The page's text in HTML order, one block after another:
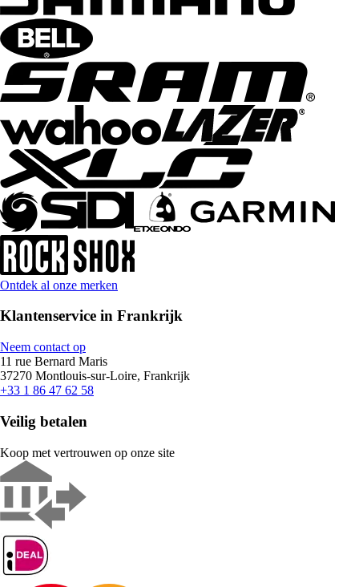
Ontdek al onze merken
Klantenservice in Frankrijk
Neem contact op
11 rue Bernard Maris
37270 Montlouis-sur-Loire, Frankrijk
+33 1 86 47 62 58
Veilig betalen
Koop met vertrouwen op onze site